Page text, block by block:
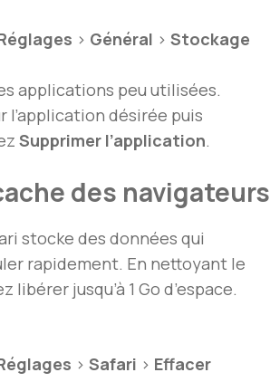
> Général > Stockage
applications peu utilisées.
l’application désirée puis
Supprimer l’application.
des navigateurs
stocke des données qui
rapidement. En nettoyant le
libérer jusqu’à 1 Go d’espace.
> Safari > Effacer